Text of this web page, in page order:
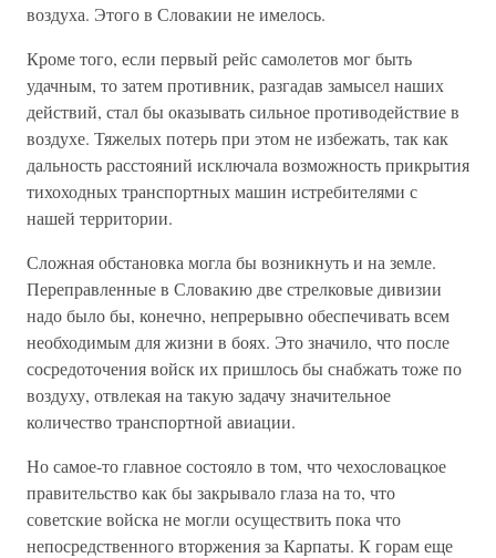
воздуха. Этого в Словакии не имелось.
Кроме того, если первый рейс самолетов мог быть
удачным, то затем противник, разгадав замысел наших
действий, стал бы оказывать сильное противодействие в
воздухе. Тяжелых потерь при этом не избежать, так как
дальность расстояний исключала возможность прикрытия
тихоходных транспортных машин истребителями с
нашей территории.
Сложная обстановка могла бы возникнуть и на земле.
Переправленные в Словакию две стрелковые дивизии
надо было бы, конечно, непрерывно обеспечивать всем
необходимым для жизни в боях. Это значило, что после
сосредоточения войск их пришлось бы снабжать тоже по
воздуху, отвлекая на такую задачу значительное
количество транспортной авиации.
Но самое-то главное состояло в том, что чехословацкое
правительство как бы закрывало глаза на то, что
советские войска не могли осуществить пока что
непосредственного вторжения за Карпаты. К горам еще